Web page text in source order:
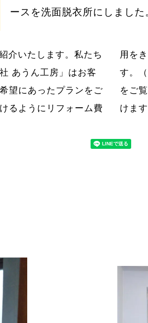
ースを洗面脱衣所にしました
介いたします。私たち
あうん工房」はお客
望にあったプランをご
るようにリフォーム費
いてから工事いたしま
す。（
をご
けます